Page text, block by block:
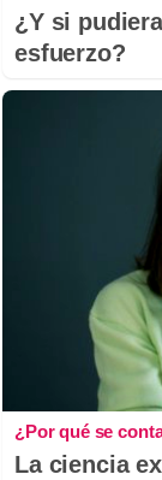
¿Y si
esfuerzo?
¿Por qué se
La ciencia